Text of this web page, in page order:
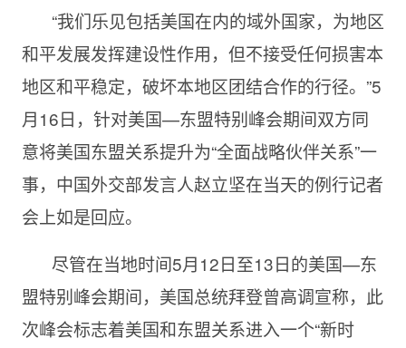
“我们乐见包括美国在内的域外国家，为地区
和平发展发挥建设性作用，但不接受任何损害本
地区和平稳定，破坏本地区团结合作的行径。”5
月16日，针对美国—东盟特别峰会期间双方同
意将美国东盟关系提升为“全面战略伙伴关系”一
事，中国外交部发言人赵立坚在当天的例行记者
会上如是回应。
尽管在当地时间5月12日至13日的美国—东
盟特别峰会期间，美国总统拜登曾高调宣称，此
次峰会标志着美国和东盟关系进入一个“新时